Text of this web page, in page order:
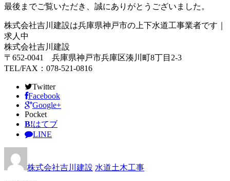
最後までご覧いただき、誠にありがとうございました。
株式会社吉川建設は兵庫県神戸市の上下水道工事業者です｜
求人中
株式会社吉川建設
〒652-0041 兵庫県神戸市兵庫区湊川町8丁目2-3
TEL/FAX：078-521-0816
Twitter
Facebook
Google+
Pocket
B!はてブ
LINE
株式会社吉川建設 水道土木工事